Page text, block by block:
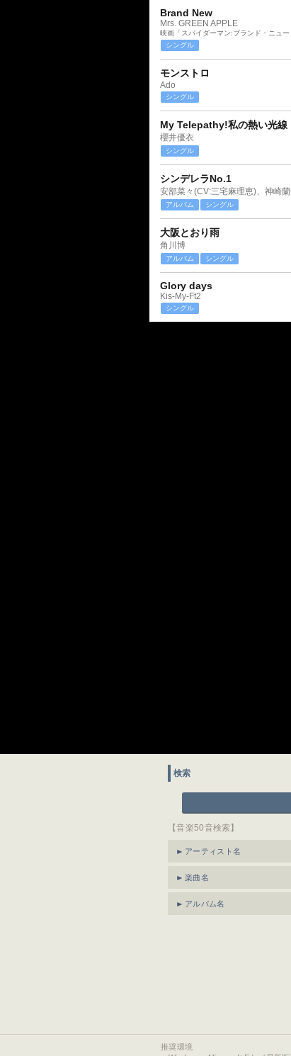
Brand New
Mrs. GREEN APPLE
映画「スパイダーマン:ブランド・ニュ
シングル
モンストロ
Ado
シングル
My Telepathy!私の熱い光線
櫻井優衣
シングル
シンデレラNo.1
アルバム シングル
大阪とおり雨
角川博
アルバム シングル
Glory days
Kis-My-Ft2
シングル
検索
【音楽50音検索】
アーティスト名
楽曲名
アルバム名
推奨環境